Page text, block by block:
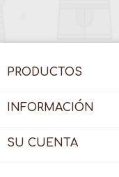
PRODUCTOS
INFORMACIÓN
SU CUENTA